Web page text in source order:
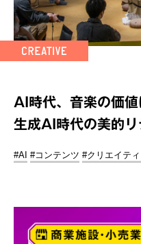
AI時代、音楽の価
生成AI時代の美的リ
#AI #コンテンツ #クリエイテ